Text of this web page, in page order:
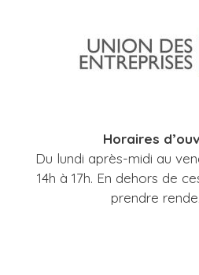
Horaires
Du lundi après-midi au
14h à 17h. En dehors de
prendre